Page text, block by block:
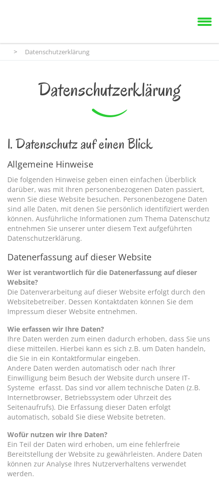
> Datenschutzerklärung
Datenschutzerklärung
1. Datenschutz auf einen Blick
Allgemeine Hinweise
Die folgenden Hinweise geben einen einfachen Überblick
darüber, was mit Ihren personenbezogenen Daten passiert,
wenn Sie diese Website besuchen. Personenbezogene Daten
sind alle Daten, mit denen Sie persönlich identifiziert werden
können. Ausführliche Informationen zum Thema Datenschutz
entnehmen Sie unserer unter diesem Text aufgeführten
Datenschutzerklärung.
Datenerfassung auf dieser Website
Wer ist verantwortlich für die Datenerfassung auf dieser
Website?
Die Datenverarbeitung auf dieser Website erfolgt durch den
Websitebetreiber. Dessen Kontaktdaten können Sie dem
Impressum dieser Website entnehmen.
Wie erfassen wir Ihre Daten?
Ihre Daten werden zum einen dadurch erhoben, dass Sie uns
diese mitteilen. Hierbei kann es sich z.B. um Daten handeln,
die Sie in ein Kontaktformular eingeben.
Andere Daten werden automatisch oder nach Ihrer
Einwilligung beim Besuch der Website durch unsere IT-
Systeme erfasst. Das sind vor allem technische Daten (z.B.
Internetbrowser, Betriebssystem oder Uhrzeit des
Seitenaufrufs). Die Erfassung dieser Daten erfolgt
automatisch, sobald Sie diese Website betreten.
Wofür nutzen wir Ihre Daten?
Ein Teil der Daten wird erhoben, um eine fehlerfreie
Bereitstellung der Website zu gewährleisten. Andere Daten
können zur Analyse Ihres Nutzerverhaltens verwendet
werden.